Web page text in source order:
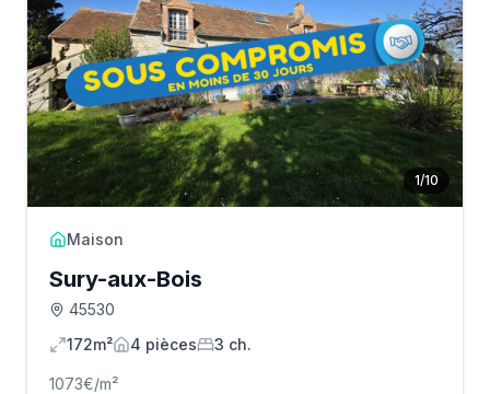
1/10
Maison
Sury-aux-Bois
45530
172m²
4 pièces 3 ch.
1073€/m²